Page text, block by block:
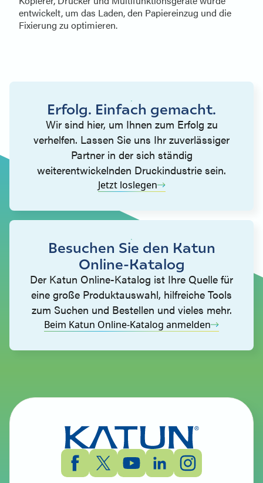
entwickelt, um das Laden, den Papiereinzug und die
Fixierung zu optimieren.
Erfolg. Einfach gemacht.
Wir sind hier, um Ihnen zum Erfolg zu
verhelfen. Lassen Sie uns Ihr zuverlässiger
Partner in der sich ständig
weiterentwickelnden Druckindustrie sein.
Jetzt loslegen
Besuchen Sie den Katun
Online-Katalog
Der Katun Online-Katalog ist Ihre Quelle für
eine große Produktauswahl, hilfreiche Tools
zum Suchen und Bestellen und vieles mehr.
Beim Katun Online-Katalog anmelden